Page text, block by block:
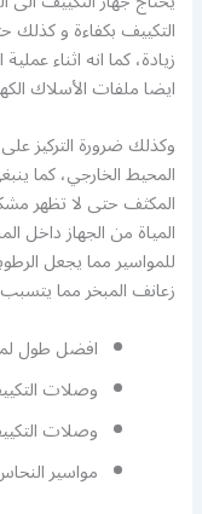
التكييف بكفاءة و
زيادة، كما انه اثناء
ايضا ملفات الأسلاك
وكذلك ضرورة التركيز
المحيط الخارجي، كما
المكثف حتى لا تظهر
المياة من الجهاز
للمواسير مما يجعل
زعانف المبخر مما
افضل طول
وصلات
وصلات
مواسير